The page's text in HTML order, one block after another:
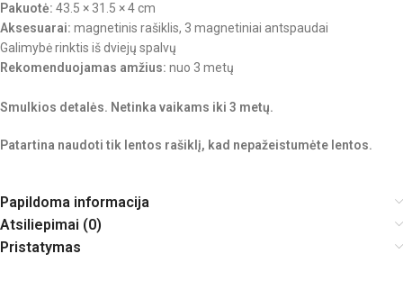
Pakuotė: 43.5 × 31.5 × 4 cm
Aksesuarai: magnetinis rašiklis, 3 magnetiniai antspaudai
Galimybė rinktis iš dviejų spalvų
Rekomenduojamas amžius: nuo 3 metų
Smulkios detalės. Netinka vaikams iki 3 metų.
Patartina naudoti tik lentos rašiklį, kad nepažeistumėte lentos.
Papildoma informacija
Atsiliepimai (0)
Pristatymas